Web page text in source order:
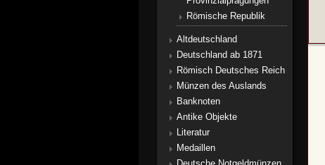
Römische Republik
Altdeutschland
Deutschland ab 1871
Römisch Deutsches Reich
Münzen des Auslands
Banknoten
Antike Objekte
Literatur
Medaillen